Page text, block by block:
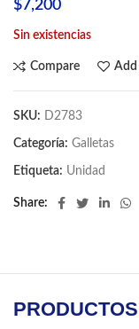
$7,200
Sin existencias
Compare Add
SKU: D2783
Categoría: Galletas
Etiqueta: Unidad
Share